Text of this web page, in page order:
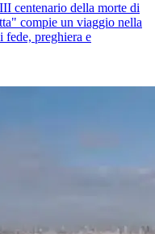
centenario della morte di
compie un viaggio nella
fede, preghiera e